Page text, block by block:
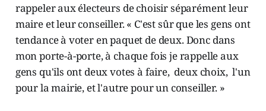
rappeler aux électeurs de choisir séparément leur
maire et leur conseiller. « C'est sûr que les gens ont
tendance à voter en paquet de deux. Donc dans
mon porte-à-porte, à chaque fois je rappelle aux
gens qu'ils ont deux votes à faire, deux choix, l'un
pour la mairie, et l'autre pour un conseiller. »